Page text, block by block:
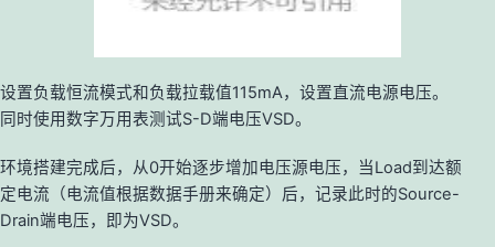
设置负载恒流模式和负载拉载值115mA，设置直流电源电压。
同时使用数字万用表测试S-D端电压VSD。
环境搭建完成后，从0开始逐步增加电压源电压，当Load到达额
定电流（电流值根据数据手册来确定）后，记录此时的Source-
Drain端电压，即为VSD。